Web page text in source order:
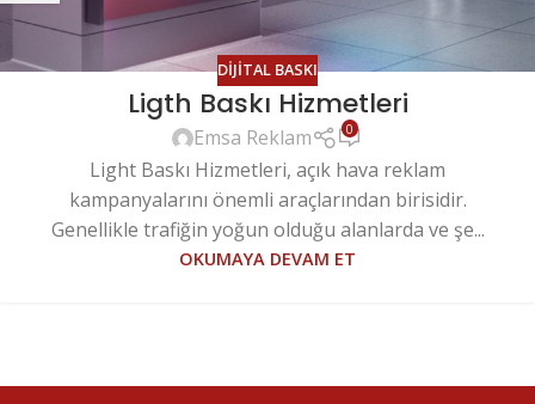
DIJITAL BASKI
Ligth Baskı Hizmetleri
Emsa Reklam 0
Light Baskı Hizmetleri, açık hava reklam
kampanyalarını önemli araçlarından birisidir.
Genellikle trafiğin yoğun olduğu alanlarda ve şe...
OKUMAYA DEVAM ET